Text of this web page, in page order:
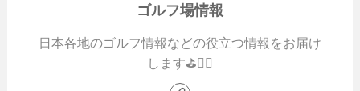
ゴルフ場情報
日本各地のゴルフ情報などの役立つ情報をお届け
します⛳️🏌️‍♂️